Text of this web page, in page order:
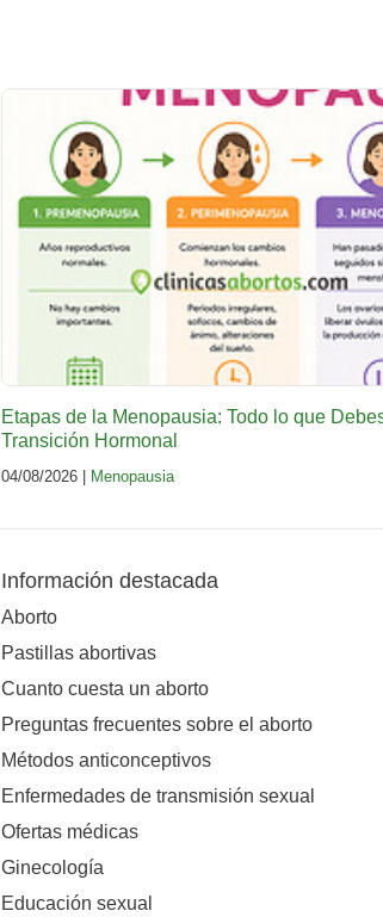
Etapas de la Menopausia: Todo lo que
Transición Hormonal
04/08/2026 | Menopausia
Información destacada
Aborto
Pastillas abortivas
Cuanto cuesta un aborto
Preguntas frecuentes sobre el aborto
Métodos anticonceptivos
Enfermedades de transmisión sexual
Ofertas médicas
Ginecología
Educación sexual